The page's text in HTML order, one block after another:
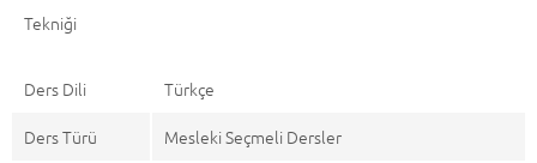
Tekniği
Ders Dili
Türkçe
Ders Türü
Mesleki Seçmeli Dersler